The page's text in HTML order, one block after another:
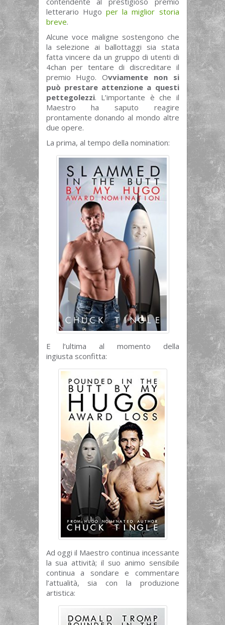
letterario Hugo per la miglior storia
breve.
Alcune voce maligne sostengono che
la selezione ai ballottaggi sia stata
fatta vincere da un gruppo di utenti di
4chan per tentare di discreditare il
premio Hugo. Ovviamente non si
può prestare attenzione a questi
pettegolezzi. L’importante è che il
Maestro ha saputo reagire
prontamente donando al mondo altre
due opere.
La prima, al tempo della nomination:
E l’ultima al momento della
ingiusta sconfitta:
Ad oggi il Maestro continua incessante
la sua attività; il suo animo sensibile
continua a sondare e commentare
l’attualità, sia con la produzione
artistica: